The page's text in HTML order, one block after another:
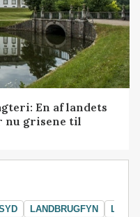
En af landets
nu grisene til
LANDBRUGFYN